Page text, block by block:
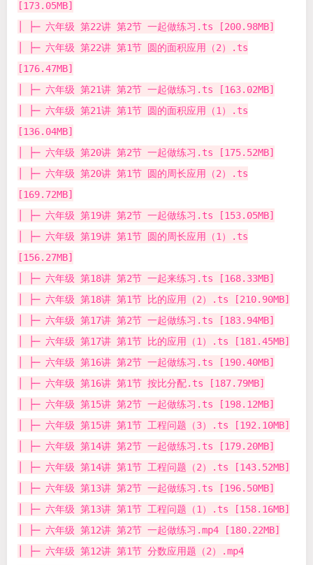
[173.05MB]
│ ├─ 六年级 第22讲 第2节 一起做练习.ts [200.98MB]
│ ├─ 六年级 第22讲 第1节 圆的面积应用（2）.ts
[176.47MB]
│ ├─ 六年级 第21讲 第2节 一起做练习.ts [163.02MB]
│ ├─ 六年级 第21讲 第1节 圆的面积应用（1）.ts
[136.04MB]
│ ├─ 六年级 第20讲 第2节 一起做练习.ts [175.52MB]
│ ├─ 六年级 第20讲 第1节 圆的周长应用（2）.ts
[169.72MB]
│ ├─ 六年级 第19讲 第2节 一起做练习.ts [153.05MB]
│ ├─ 六年级 第19讲 第1节 圆的周长应用（1）.ts
[156.27MB]
│ ├─ 六年级 第18讲 第2节 一起来练习.ts [168.33MB]
│ ├─ 六年级 第18讲 第1节 比的应用（2）.ts [210.90MB]
│ ├─ 六年级 第17讲 第2节 一起做练习.ts [183.94MB]
│ ├─ 六年级 第17讲 第1节 比的应用（1）.ts [181.45MB]
│ ├─ 六年级 第16讲 第2节 一起做练习.ts [190.40MB]
│ ├─ 六年级 第16讲 第1节 按比分配.ts [187.79MB]
│ ├─ 六年级 第15讲 第2节 一起做练习.ts [198.12MB]
│ ├─ 六年级 第15讲 第1节 工程问题（3）.ts [192.10MB]
│ ├─ 六年级 第14讲 第2节 一起做练习.ts [179.20MB]
│ ├─ 六年级 第14讲 第1节 工程问题（2）.ts [143.52MB]
│ ├─ 六年级 第13讲 第2节 一起做练习.ts [196.50MB]
│ ├─ 六年级 第13讲 第1节 工程问题（1）.ts [158.16MB]
│ ├─ 六年级 第12讲 第2节 一起做练习.mp4 [180.22MB]
│ ├─ 六年级 第12讲 第1节 分数应用题（2）.mp4